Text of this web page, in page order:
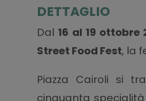
DETTAGLIO
Dal 16 al 19 ottobre
Street Food Fest, la
Piazza Cairoli si
cinquanta